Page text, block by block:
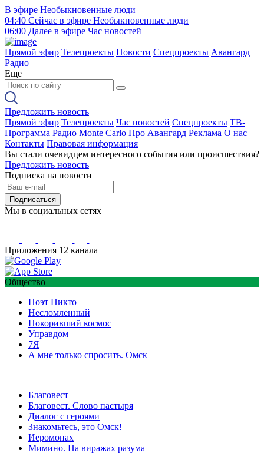
В эфире Необыкновенные люди
04:40 Сейчас в эфире Необыкновенные люди
06:00 Далее в эфире Час новостей
Прямой эфир Телепроекты Новости Спецпроекты Авангард
Радио
Еще
Предложить новость
Прямой эфир Телепроекты Час новостей Спецпроекты ТВ-
Программа Радио Monte Carlo Про Авангард Реклама О нас
Контакты Правовая информация
Вы стали очевидцем интересного события или происшествия?
Предложить новость
Подписка на новости
Подписаться
Мы в социальных сетях
Приложения 12 канала
Общество
Поэт Никто
Несломленный
Покоривший космос
Управдом
7Я
А мне только спросить. Омск
Благовест
Благовест. Слово пастыря
Диалог с героями
Знакомьтесь, это Омск!
Иеромонах
Мимино. На виражах разума